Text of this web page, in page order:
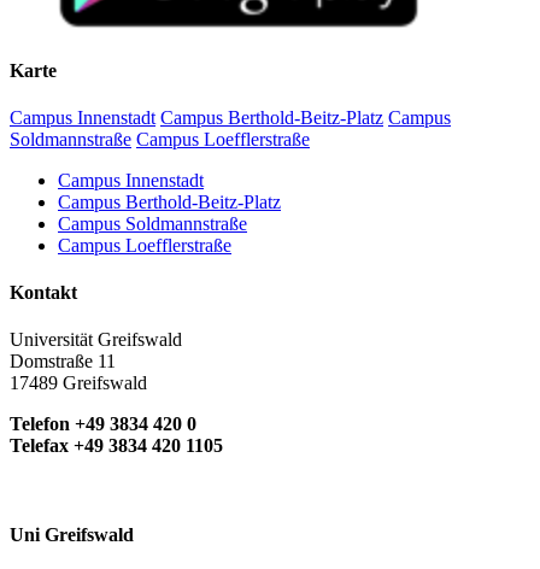
Karte
Campus Innenstadt Campus Berthold-Beitz-Platz Campus
Soldmannstraße Campus Loefflerstraße
Campus Innenstadt
Campus Berthold-Beitz-Platz
Campus Soldmannstraße
Campus Loefflerstraße
Kontakt
Universität Greifswald
Domstraße 11
17489 Greifswald
Telefon +49 3834 420 0
Telefax +49 3834 420 1105
Uni Greifswald